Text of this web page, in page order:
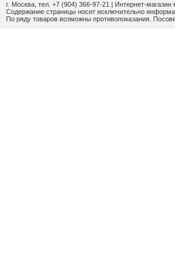
г. Москва, тел. +7 (904) 366-97-21 | Интернет-
Содержание страницы носит исключительно
По ряду товаров возможны противопоказания.